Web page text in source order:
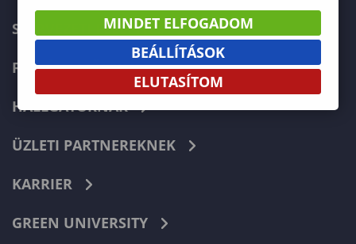
SZERVEZETI FELÉPÍTÉS
FELVÉTELIZŐKNEK
HALLGATÓKNAK
ÜZLETI PARTNEREKNEK
KARRIER
GREEN UNIVERSITY
MINDET ELFOGADOM
BEÁLLÍTÁSOK
ELUTASÍTOM